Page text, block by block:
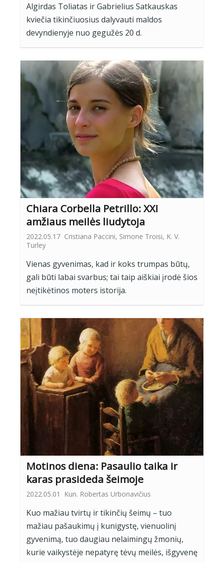
Algirdas Toliatas ir Gabrielius Satkauskas
kviečia tikinčiuosius dalyvauti maldos
devyndienyje nuo gegužės 20 d.
Chiara Corbella Petrillo: XXI
amžiaus meilės liudytoja
2022.05.17 Cristiana Paccini, Simone Troisi, K. V.
Turley
Vienas gyvenimas, kad ir koks trumpas būtų,
gali būti labai svarbus; tai taip aiškiai įrodė šios
neįtikėtinos moters istorija.
Motinos diena: Pasaulio taika ir
karas prasideda šeimoje
2022.05.01 Kun. Robertas Urbonavičius
Kuo mažiau tvirtų ir tikinčių šeimų – tuo
mažiau pašaukimų į kunigystę, vienuolinį
gyvenimą, tuo daugiau nelaimingų žmonių,
kurie vaikystėje nepatyrę tėvų meilės, išgyvenę